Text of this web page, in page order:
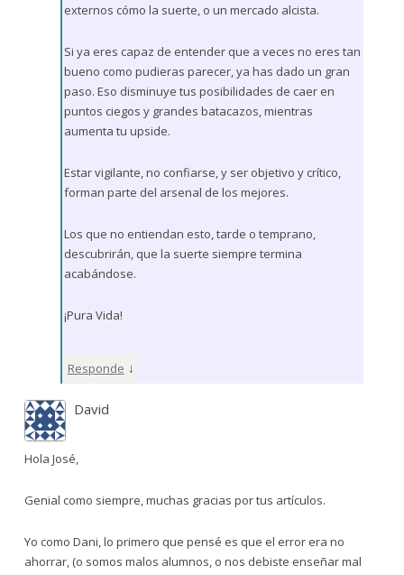
externos cómo la suerte, o un mercado alcista.
Si ya eres capaz de entender que a veces no eres tan
bueno como pudieras parecer, ya has dado un gran
paso. Eso disminuye tus posibilidades de caer en
puntos ciegos y grandes batacazos, mientras
aumenta tu upside.
Estar vigilante, no confiarse, y ser objetivo y crítico,
forman parte del arsenal de los mejores.
Los que no entiendan esto, tarde o temprano,
descubrirán, que la suerte siempre termina
acabándose.
¡Pura Vida!
Responde ↓
David
Hola José,
Genial como siempre, muchas gracias por tus artículos.
Yo como Dani, lo primero que pensé es que el error era no
ahorrar, (o somos malos alumnos, o nos debiste enseñar mal